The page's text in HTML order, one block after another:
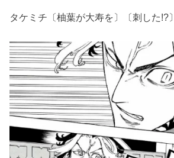
タケミチ〔柚葉が大寿を〕〔刺した!?〕